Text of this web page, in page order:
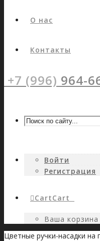
О нас
Контакты
+7 (996) 964-
Войти
Регистрация
CartCart
Ваша корзина
Цветные ручки-насадки